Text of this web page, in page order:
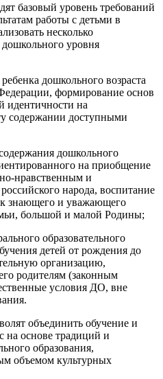
базовый уровень требований
работы с детьми в
несколько
уровня
дошкольного возраста
формирование основ
идентичности на
содержании доступными
дошкольного
на приобщение
нравственным и
народа, воспитание
знающего и уважающего
большой и малой Родины;
образовательного
детей от рождения до
организацию,
родителям (законным
условия ДО, вне
объединить обучение и
на основе традиций и
образования,
объемом культурных